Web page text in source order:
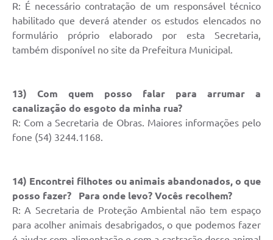
Jornal
Agenda
Diário Oficial
Notícias
AUDIÊNCIA PÚBLICA - PLANEJA-URB 01
Inscrições - Estagiário
R: É necessário contratação de um responsável técnico
habilitado que deverá atender os estudos elencados no
formulário próprio elaborado por esta Secretaria,
também disponível no site da Prefeitura Municipal.
13) Com quem posso falar para arrumar a
canalização do esgoto da minha rua?
R: Com a Secretaria de Obras. Maiores informações pelo
fone (54) 3244.1168.
14) Encontrei filhotes ou animais abandonados, o que
posso fazer? Para onde levo? Vocês recolhem?
R: A Secretaria de Proteção Ambiental não tem espaço
para acolher animais desabrigados, o que podemos fazer